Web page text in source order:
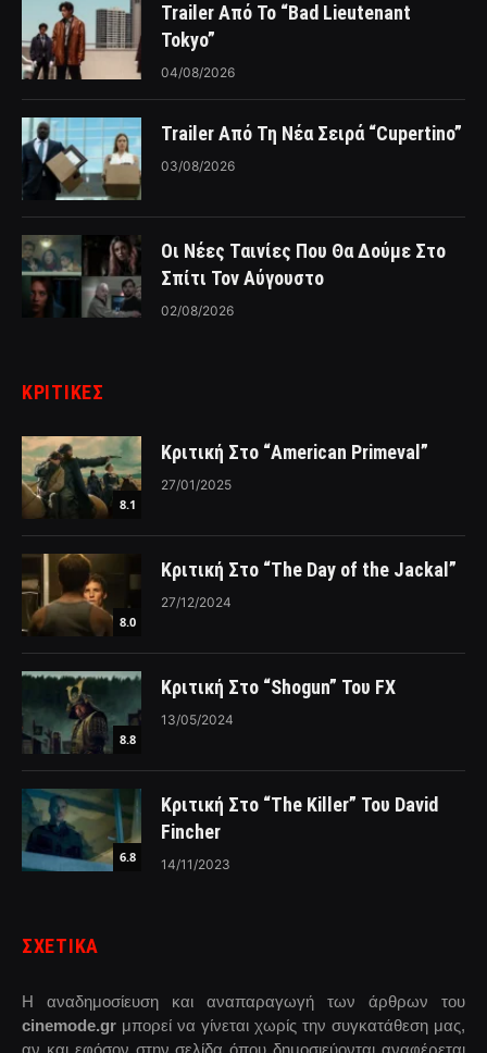
Trailer Από Το “Bad Lieutenant
Tokyo”
04/08/2026
Trailer Από Τη Νέα Σειρά “Cupertino”
03/08/2026
Οι Νέες Ταινίες Που Θα Δούμε Στο
Σπίτι Τον Αύγουστο
02/08/2026
ΚΡΙΤΙΚΈΣ
8.1
Κριτική Στο “American Primeval”
27/01/2025
8.0
Κριτική Στο “The Day of the Jackal”
27/12/2024
8.8
Κριτική Στο “Shogun” Του FX
13/05/2024
6.8
Κριτική Στο “The Killer” Του David
Fincher
14/11/2023
ΣΧΕΤΙΚΑ
Η αναδημοσίευση και αναπαραγωγή των άρθρων του
cinemode.gr μπορεί να γίνεται χωρίς την συγκατάθεση μας,
αν και εφόσον στην σελίδα όπου δημοσιεύονται αναφέρεται